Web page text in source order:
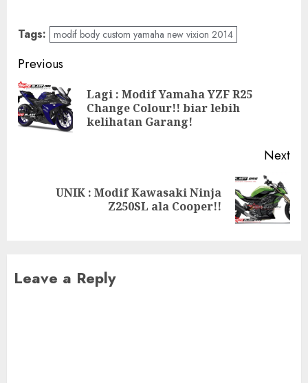
Tags: modif body custom yamaha new vixion 2014
Post
navigation
Previous
Lagi : Modif Yamaha YZF R25
Change Colour!! biar lebih
kelihatan Garang!
Next
UNIK : Modif Kawasaki Ninja
Z250SL ala Cooper!!
Leave a Reply